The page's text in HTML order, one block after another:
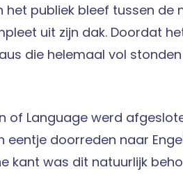
het publiek bleef tussen
uit zijn dak. Doordat
die helemaal vol
of Language werd
eentje doorreden naar
kant was dit natuurlijk